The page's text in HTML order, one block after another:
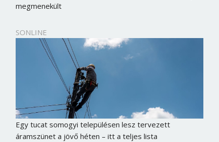
megmenekült
SONLINE
Egy tucat somogyi településen lesz tervezett
áramszünet a jövő héten – itt a teljes lista